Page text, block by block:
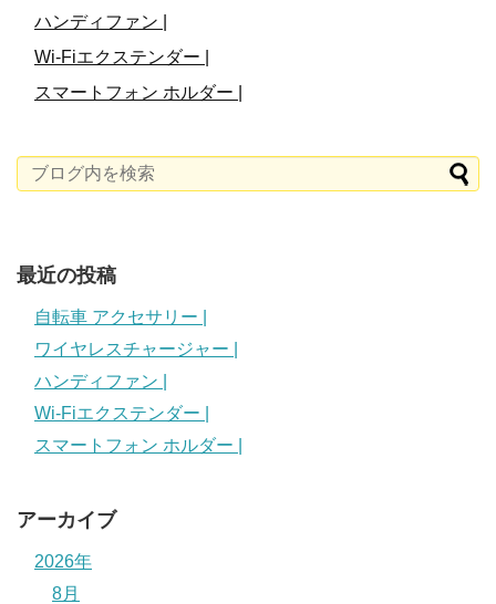
ハンディファン |
Wi-Fiエクステンダー |
スマートフォン ホルダー |
最近の投稿
自転車 アクセサリー |
ワイヤレスチャージャー |
ハンディファン |
Wi-Fiエクステンダー |
スマートフォン ホルダー |
アーカイブ
2026年
8月